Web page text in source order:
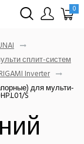
0
сплит-систем
Inverter
для мульти-
S